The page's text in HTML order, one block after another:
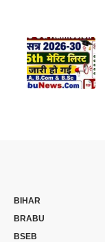
BIHAR
BRABU
BSEB